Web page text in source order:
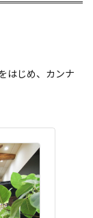
はじめ、カンナ